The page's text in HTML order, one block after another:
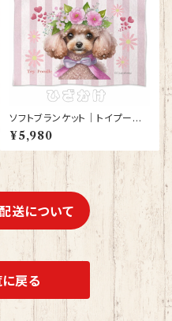
ソフトブランケット｜トイプード
ル 犬 かわいいグッズ 雑貨 ひざ
かけ 毛布 誕生日プレゼント ギ
フト【型番 SB-10003】お花の
王冠
¥5,980
送について
戻る